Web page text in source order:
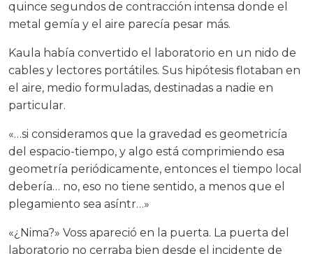
quince segundos de contracción intensa donde el
metal gemía y el aire parecía pesar más.
Kaula había convertido el laboratorio en un nido de
cables y lectores portátiles. Sus hipótesis flotaban en
el aire, medio formuladas, destinadas a nadie en
particular.
«…si consideramos que la gravedad es geometricía
del espacio-tiempo, y algo está comprimiendo esa
geometría periódicamente, entonces el tiempo local
debería… no, eso no tiene sentido, a menos que el
plegamiento sea asíntr…»
«¿Nima?» Voss apareció en la puerta. La puerta del
laboratorio no cerraba bien desde el incidente de